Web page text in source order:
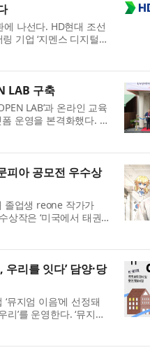
나선다. HD현대 조선
기업 ‘지멘스 디지털
LAB 구축
LAB’과 온라인 교육
운영을 본격화했다. 아
피아 공모전 우수상
졸업생 reone 작가가
상작은 ‘미국에서 태권
리를 잇다’ 담양·당
지엄 이음’에 선정돼
’를 운영한다. ‘뮤지엄